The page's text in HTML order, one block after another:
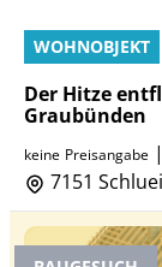
WOHNOBJEKT
Der Hitze
Graubünden
keine Preisangabe |
7151